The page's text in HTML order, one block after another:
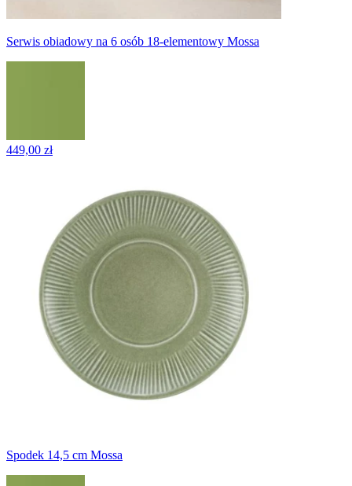
Serwis obiadowy na 6 osób 18-elementowy Mossa
449,00 zł
Spodek 14,5 cm Mossa